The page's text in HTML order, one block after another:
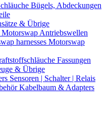
Bügels, Abdeckungen
& Übrige
Motorswap Antriebswellen
harnesses Motorswap
Fassungen
& Übrige
Sensoren | Schalter | Relais
Kabelbaum & Adapters